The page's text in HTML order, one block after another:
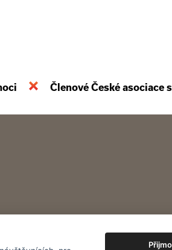
Členové České asociace